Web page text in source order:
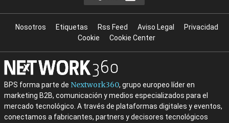
Nosotros Etiquetas Rss Feed Aviso Legal
Privacidad
Cookie
Cookie Center
BPS forma parte de Nextwork360, grupo europeo líder en
marketing B2B, comunicación y medios especializados para el
mercado tecnológico. A través de plataformas digitales y eventos,
conectamos a fabricantes, partners y decisores tecnológicos